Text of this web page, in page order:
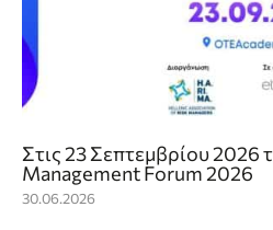
Στις 23 Σεπτεμβρίου 2026
Management Forum 2026
30.06.2026